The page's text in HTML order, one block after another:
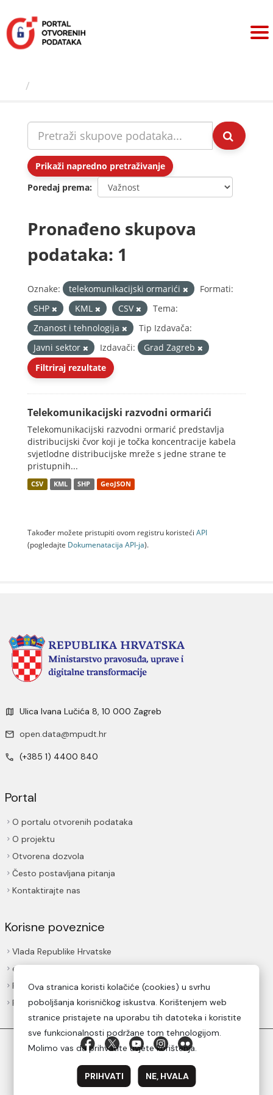
sadržaj
Prikaži napredno pretraživanje
Poredaj prema
Pronađeno skupova
podataka: 1
Oznake: telekomunikacijski ormarići
Formati:
SHP
KML CSV
Tema:
Znanost i tehnologija
Tip Izdavača:
Javni sektor
Izdavači:
Grad Zagreb
Filtriraj rezultate
Telekomunikacijski razvodni ormarići
Telekomunikacijski razvodni ormarić predstavlja
distribucijski čvor koji je točka koncentracije kabela
svjetlodne distribucijske mreže s jedne strane te
pristupnih...
CSV KML SHP GeoJSON
Također možete pristupiti ovom registru koristeći API
(pogledajte Dokumenаtаcijа API-jа).